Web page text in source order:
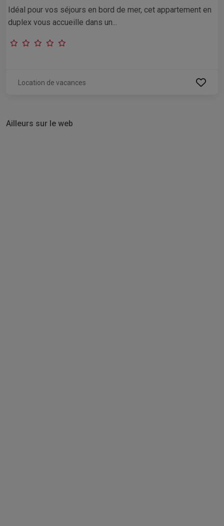
Idéal pour vos séjours en bord de mer, cet appartement en
duplex vous accueille dans un...
Location de vacances
Ailleurs sur le web